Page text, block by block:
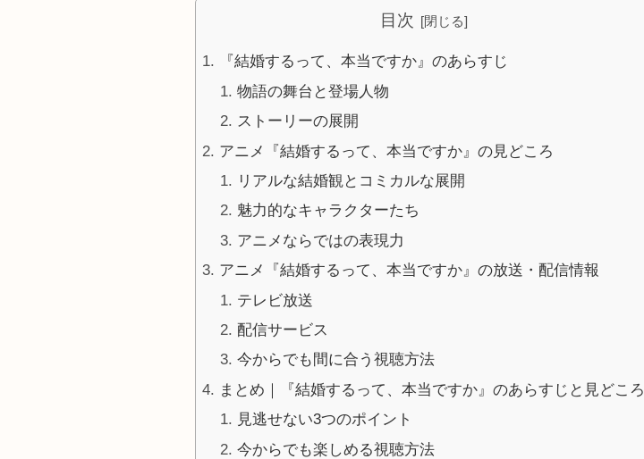
目次
『結婚するって、本当ですか』のあらすじ
物語の舞台と登場人物
ストーリーの展開
アニメ『結婚するって、本当ですか』の見どころ
リアルな結婚観とコミカルな展開
魅力的なキャラクターたち
アニメならではの表現力
アニメ『結婚するって、本当ですか』の放送・配信情報
テレビ放送
配信サービス
今からでも間に合う視聴方法
まとめ｜『結婚するって、本当ですか』のあらすじと見どころ
見逃せない3つのポイント
今からでも楽しめる視聴方法